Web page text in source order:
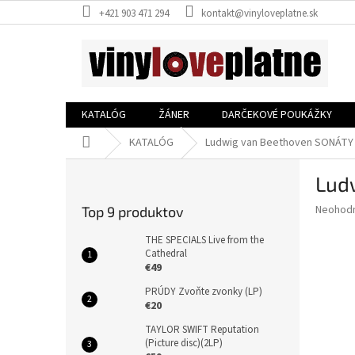
na
+421 903 471 294 kontakt@vinyloveplatne.sk
KATALÓG ŽÁNER DARČEKOVÉ POUKÁŽKY
DomovKATALÓG Ludwig van Beethoven SONÁTY
Top 9 produktov
THE SPECIALS Live from the
Cathedral
€49
PRÚDY Zvoňte zvonky (LP)
€20
TAYLOR SWIFT Reputation
(Picture disc)(2LP)